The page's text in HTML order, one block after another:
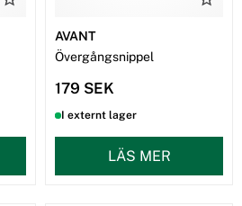
AVANT
Övergångsnippel
179 SEK
I externt lager
LÄS MER